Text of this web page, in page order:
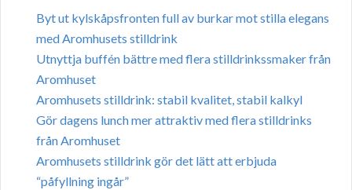
Byt ut kylskåpsfronten full av burkar mot stilla elegans
med Aromhusets stilldrink
Utnyttja buffén bättre med flera stilldrinkssmaker från
Aromhuset
Aromhusets stilldrink: stabil kvalitet, stabil kalkyl
Gör dagens lunch mer attraktiv med flera stilldrinks
från Aromhuset
Aromhusets stilldrink gör det lätt att erbjuda
“påfyllning ingår”